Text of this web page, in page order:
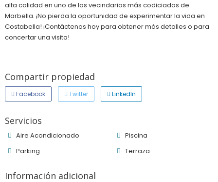
alta calidad en uno de los vecindarios más codiciados de
Marbella. ¡No pierda la oportunidad de experimentar la vida en
Costabella! ¡Contáctenos hoy para obtener más detalles o para
concertar una visita!
Compartir propiedad
Facebook Twitter LinkedIn
Servicios
Aire Acondicionado
Piscina
Parking
Terraza
Información adicional